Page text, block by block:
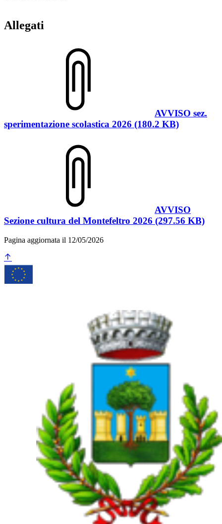
Allegati
AVVISO sez.
sperimentazione scolastica 2026 (180.2 KB)
AVVISO
Sezione cultura del Montefeltro 2026 (297.56 KB)
Pagina aggiornata il 12/05/2026